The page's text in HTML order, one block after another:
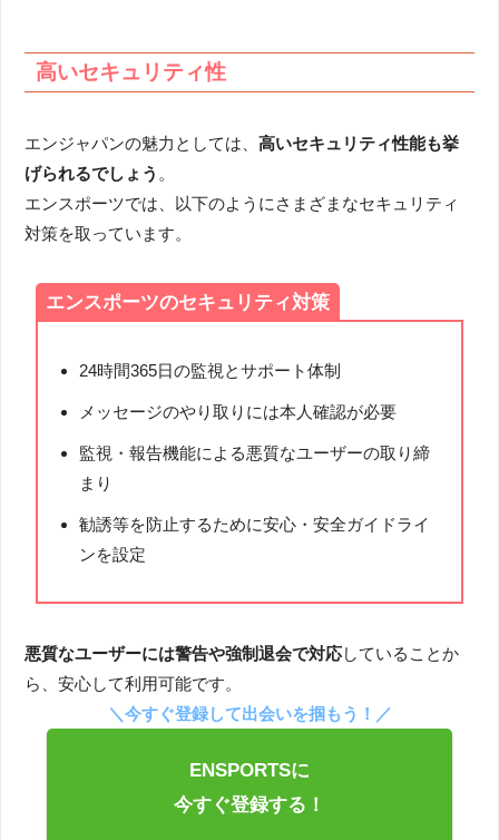
高いセキュリティ性
エンジャパンの魅力としては、高いセキュリティ性能も挙
げられるでしょう 。
エンスポーツでは、以下のようにさまざまなセキュリティ
対策を取っています。
エンスポーツのセキュリティ対策
24時間365日の監視とサポート体制
メッセージのやり取りには本人確認が必要
監視・報告機能による悪質なユーザーの取り締
まり
勧誘等を防止するために安心・安全ガイドライ
ンを設定
悪質なユーザーには警告や強制退会で対応していることか
ら、安心して利用可能です。
＼今すぐ登録して出会いを掴もう！／
ENSPORTSに
今すぐ登録する！